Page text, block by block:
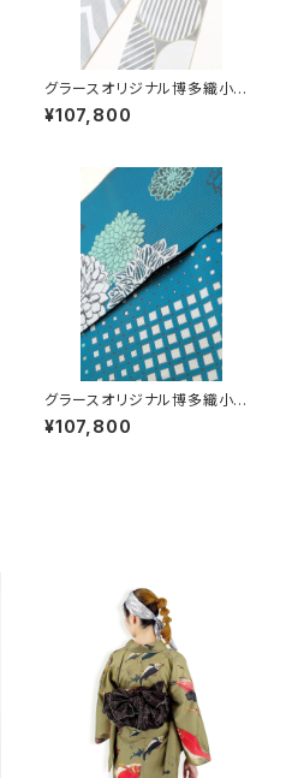
グラースオリジナル博多織小袋
帯 丸と矢羽 白
¥107,800
グラースオリジナル博多織小袋
帯 ダリア ターコイズ
¥107,800